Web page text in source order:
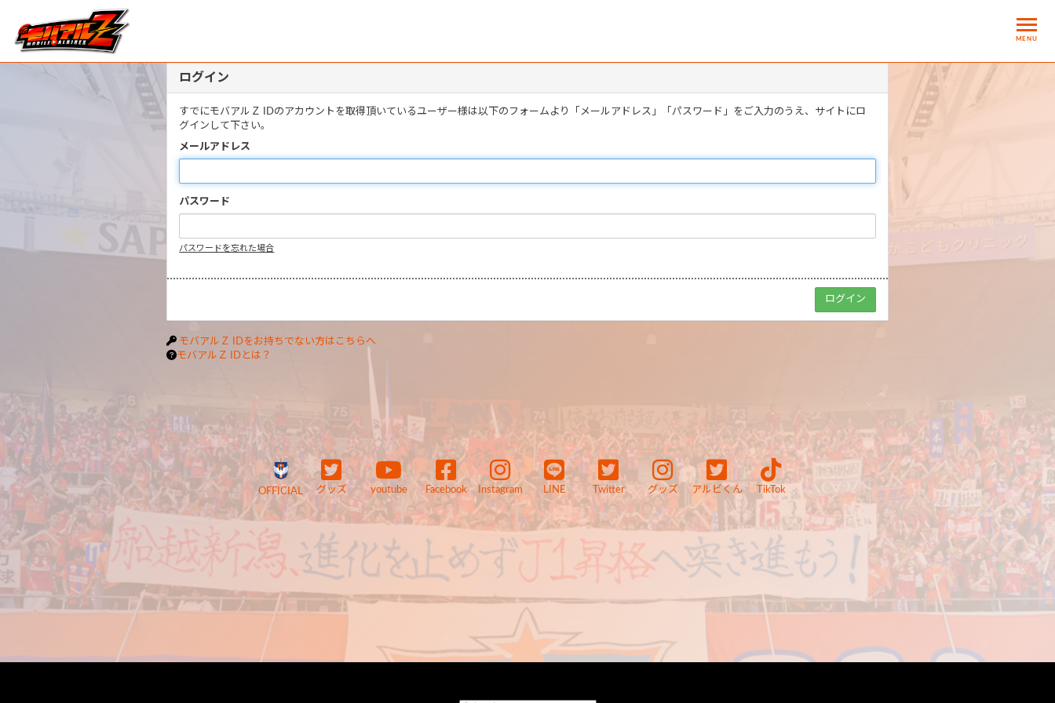
MENU
ログイン
すでにモバアルＺ IDのアカウントを取得頂いているユーザー様は以下のフォームより「メールアドレス」「パスワード」をご入力のうえ、サイトにロ
グインして下さい。
メールアドレス
パスワード
パスワードを忘れた場合
モバアルＺ IDをお持ちでない方はこちらへ
モバアルＺ IDとは？
OFFICIAL グッズ youtube Facebook Instagram LINE Twitter グッズ アルビくん TikTok